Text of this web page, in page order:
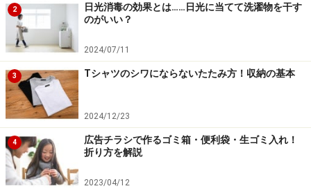
2
日光消毒の効果とは……日光に当てて洗濯物を干す
のがいい？
2024/07/11
3 Tシャツのシワにならないたたみ方！収納の基本
2024/12/23
4
広告チラシで作るゴミ箱・便利袋・生ゴミ入れ！
折り方を解説
2023/04/12